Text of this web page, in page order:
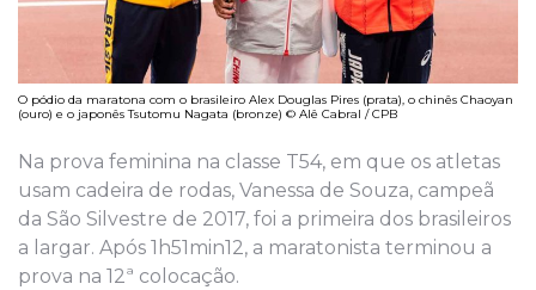
O pódio da maratona com o brasileiro Alex Douglas Pires (prata), o chinês Chaoyan
(ouro) e o japonês Tsutomu Nagata (bronze) © Alê Cabral / CPB
Na prova feminina na classe T54, em que os atletas
usam cadeira de rodas, Vanessa de Souza, campeã
da São Silvestre de 2017, foi a primeira dos brasileiros
a largar. Após 1h51min12, a maratonista terminou a
prova na 12ª colocação.